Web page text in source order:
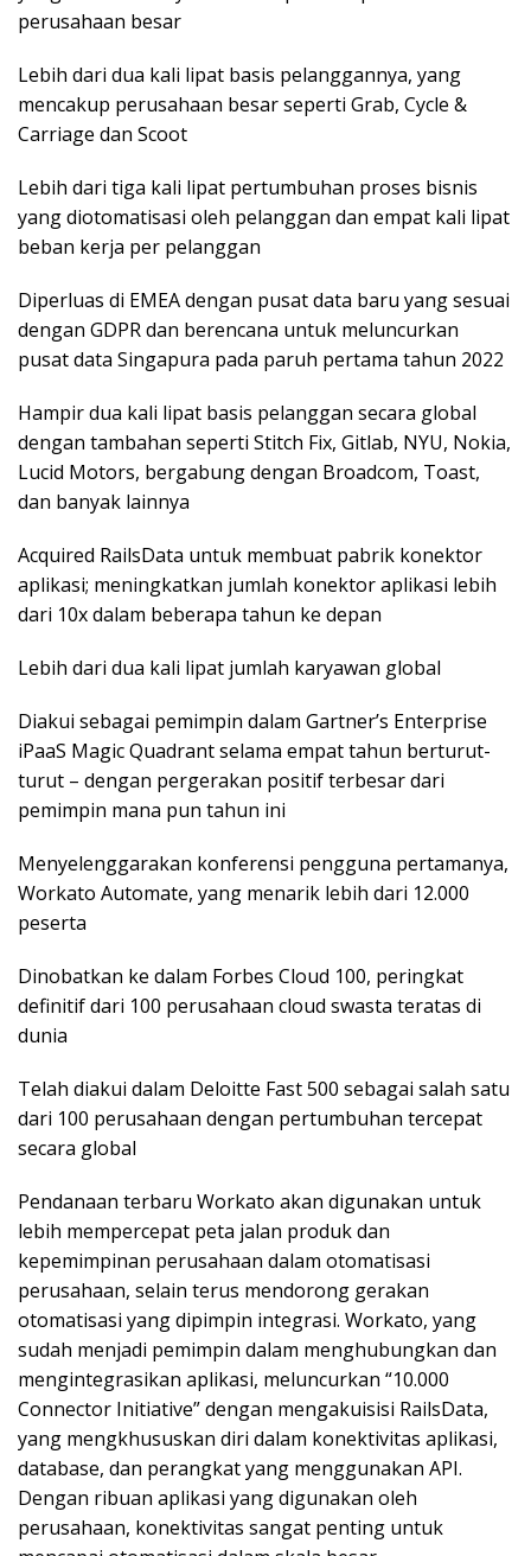
perusahaan besar
Lebih dari dua kali lipat basis pelanggannya, yang
mencakup perusahaan besar seperti Grab, Cycle &
Carriage dan Scoot
Lebih dari tiga kali lipat pertumbuhan proses bisnis
yang diotomatisasi oleh pelanggan dan empat kali lipat
beban kerja per pelanggan
Diperluas di EMEA dengan pusat data baru yang sesuai
dengan GDPR dan berencana untuk meluncurkan
pusat data Singapura pada paruh pertama tahun 2022
Hampir dua kali lipat basis pelanggan secara global
dengan tambahan seperti Stitch Fix, Gitlab, NYU, Nokia,
Lucid Motors, bergabung dengan Broadcom, Toast,
dan banyak lainnya
Acquired RailsData untuk membuat pabrik konektor
aplikasi; meningkatkan jumlah konektor aplikasi lebih
dari 10x dalam beberapa tahun ke depan
Lebih dari dua kali lipat jumlah karyawan global
Diakui sebagai pemimpin dalam Gartner’s Enterprise
iPaaS Magic Quadrant selama empat tahun berturut-
turut – dengan pergerakan positif terbesar dari
pemimpin mana pun tahun ini
Menyelenggarakan konferensi pengguna pertamanya,
Workato Automate, yang menarik lebih dari 12.000
peserta
Dinobatkan ke dalam Forbes Cloud 100, peringkat
definitif dari 100 perusahaan cloud swasta teratas di
dunia
Telah diakui dalam Deloitte Fast 500 sebagai salah satu
dari 100 perusahaan dengan pertumbuhan tercepat
secara global
Pendanaan terbaru Workato akan digunakan untuk
lebih mempercepat peta jalan produk dan
kepemimpinan perusahaan dalam otomatisasi
perusahaan, selain terus mendorong gerakan
otomatisasi yang dipimpin integrasi. Workato, yang
sudah menjadi pemimpin dalam menghubungkan dan
mengintegrasikan aplikasi, meluncurkan “10.000
Connector Initiative” dengan mengakuisisi RailsData,
yang mengkhususkan diri dalam konektivitas aplikasi,
database, dan perangkat yang menggunakan API.
Dengan ribuan aplikasi yang digunakan oleh
perusahaan, konektivitas sangat penting untuk